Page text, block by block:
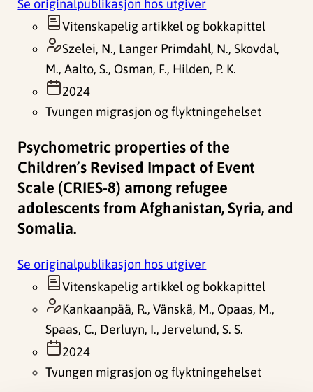
Se originalpublikasjon hos utgiver
Vitenskapelig artikkel og bokkapittel
Szelei, N., Langer Primdahl, N., Skovdal,
M., Aalto, S., Osman, F., Hilden, P. K.
2024
Tvungen migrasjon og flyktningehelset
Psychometric properties of the
Children’s Revised Impact of Event
Scale (CRIES-8) among refugee
adolescents from Afghanistan, Syria, and
Somalia.
Se originalpublikasjon hos utgiver
Vitenskapelig artikkel og bokkapittel
Kankaanpää, R., Vänskä, M., Opaas, M.,
Spaas, C., Derluyn, I., Jervelund, S. S.
2024
Tvungen migrasjon og flyktningehelset